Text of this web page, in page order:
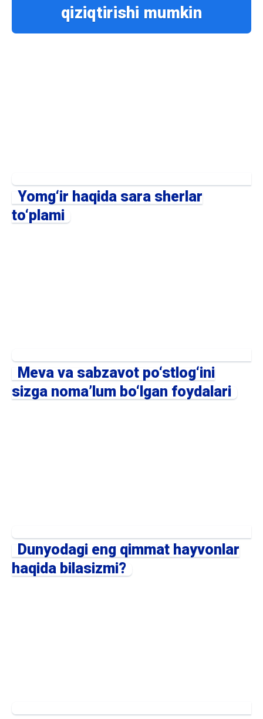
qiziqtirishi mumkin
Yomg‘ir haqida sara sherlar
to‘plami
Meva va sabzavot po‘stlog‘ini
sizga noma’lum bo‘lgan foydalari
Dunyodagi eng qimmat hayvonlar
haqida bilasizmi?